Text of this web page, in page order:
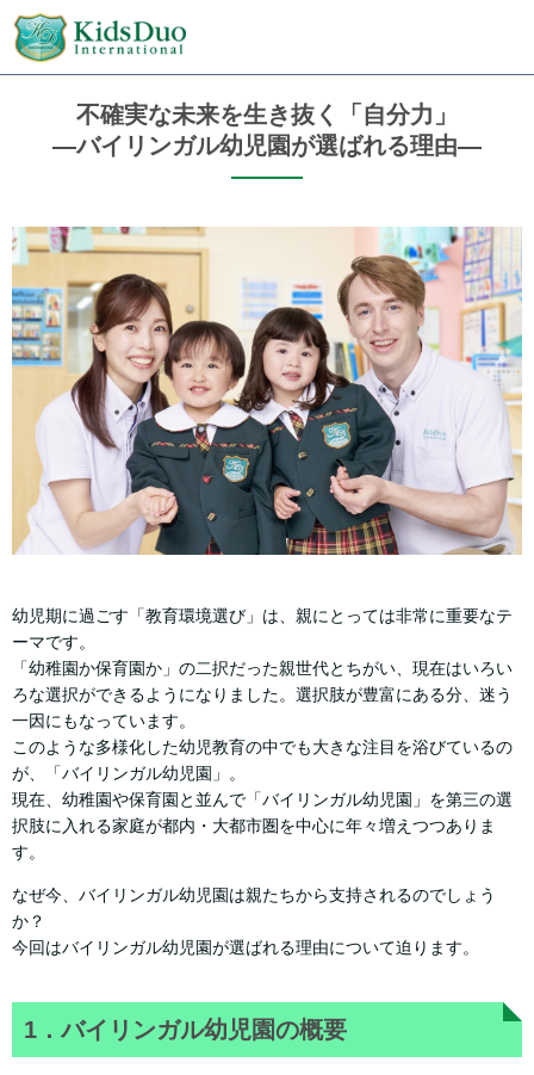
不確実な未来を生き抜く「自分力」
―バイリンガル幼児園が選ばれる理由―
幼児期に過ごす「教育環境選び」は、親にとっては非常に重要なテ
ーマです。
「幼稚園か保育園か」の二択だった親世代とちがい、現在はいろい
ろな選択ができるようになりました。選択肢が豊富にある分、迷う
一因にもなっています。
このような多様化した幼児教育の中でも大きな注目を浴びているの
が、「バイリンガル幼児園」。
現在、幼稚園や保育園と並んで「バイリンガル幼児園」を第三の選
択肢に入れる家庭が都内・大都市圏を中心に年々増えつつありま
す。
なぜ今、バイリンガル幼児園は親たちから支持されるのでしょう
か？
今回はバイリンガル幼児園が選ばれる理由について迫ります。
1．バイリンガル幼児園の概要